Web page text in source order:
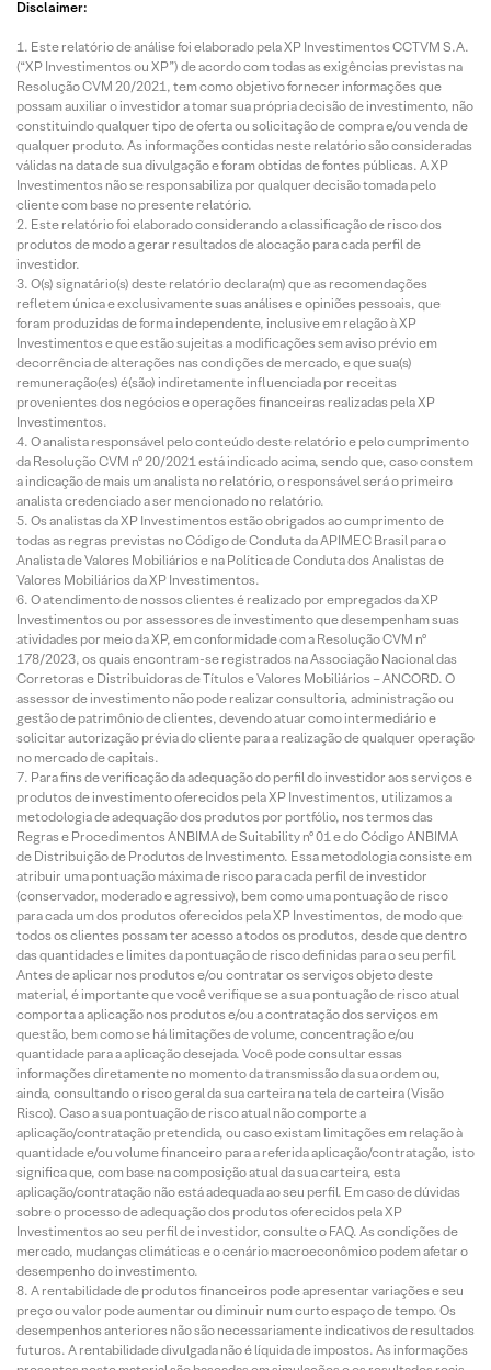
Disclaimer:
Este relatório de análise foi elaborado pela XP Investimentos CCTVM S.A.
(“XP Investimentos ou XP”) de acordo com todas as exigências previstas na
Resolução CVM 20/2021, tem como objetivo fornecer informações que
possam auxiliar o investidor a tomar sua própria decisão de investimento, não
constituindo qualquer tipo de oferta ou solicitação de compra e/ou venda de
qualquer produto. As informações contidas neste relatório são consideradas
válidas na data de sua divulgação e foram obtidas de fontes públicas. A XP
Investimentos não se responsabiliza por qualquer decisão tomada pelo
cliente com base no presente relatório.
Este relatório foi elaborado considerando a classificação de risco dos
produtos de modo a gerar resultados de alocação para cada perfil de
investidor.
O(s) signatário(s) deste relatório declara(m) que as recomendações
refletem única e exclusivamente suas análises e opiniões pessoais, que
foram produzidas de forma independente, inclusive em relação à XP
Investimentos e que estão sujeitas a modificações sem aviso prévio em
decorrência de alterações nas condições de mercado, e que sua(s)
remuneração(es) é(são) indiretamente influenciada por receitas
provenientes dos negócios e operações financeiras realizadas pela XP
Investimentos.
O analista responsável pelo conteúdo deste relatório e pelo cumprimento
da Resolução CVM nº 20/2021 está indicado acima, sendo que, caso constem
a indicação de mais um analista no relatório, o responsável será o primeiro
analista credenciado a ser mencionado no relatório.
Os analistas da XP Investimentos estão obrigados ao cumprimento de
todas as regras previstas no Código de Conduta da APIMEC Brasil para o
Analista de Valores Mobiliários e na Política de Conduta dos Analistas de
Valores Mobiliários da XP Investimentos.
O atendimento de nossos clientes é realizado por empregados da XP
Investimentos ou por assessores de investimento que desempenham suas
atividades por meio da XP, em conformidade com a Resolução CVM nº
178/2023, os quais encontram-se registrados na Associação Nacional das
Corretoras e Distribuidoras de Títulos e Valores Mobiliários – ANCORD. O
assessor de investimento não pode realizar consultoria, administração ou
gestão de patrimônio de clientes, devendo atuar como intermediário e
solicitar autorização prévia do cliente para a realização de qualquer operação
no mercado de capitais.
Para fins de verificação da adequação do perfil do investidor aos serviços e
produtos de investimento oferecidos pela XP Investimentos, utilizamos a
metodologia de adequação dos produtos por portfólio, nos termos das
Regras e Procedimentos ANBIMA de Suitability nº 01 e do Código ANBIMA
de Distribuição de Produtos de Investimento. Essa metodologia consiste em
atribuir uma pontuação máxima de risco para cada perfil de investidor
(conservador, moderado e agressivo), bem como uma pontuação de risco
para cada um dos produtos oferecidos pela XP Investimentos, de modo que
todos os clientes possam ter acesso a todos os produtos, desde que dentro
das quantidades e limites da pontuação de risco definidas para o seu perfil.
Antes de aplicar nos produtos e/ou contratar os serviços objeto deste
material, é importante que você verifique se a sua pontuação de risco atual
comporta a aplicação nos produtos e/ou a contratação dos serviços em
questão, bem como se há limitações de volume, concentração e/ou
quantidade para a aplicação desejada. Você pode consultar essas
informações diretamente no momento da transmissão da sua ordem ou,
ainda, consultando o risco geral da sua carteira na tela de carteira (Visão
Risco). Caso a sua pontuação de risco atual não comporte a
aplicação/contratação pretendida, ou caso existam limitações em relação à
quantidade e/ou volume financeiro para a referida aplicação/contratação, isto
significa que, com base na composição atual da sua carteira, esta
aplicação/contratação não está adequada ao seu perfil. Em caso de dúvidas
sobre o processo de adequação dos produtos oferecidos pela XP
Investimentos ao seu perfil de investidor, consulte o FAQ. As condições de
mercado, mudanças climáticas e o cenário macroeconômico podem afetar o
desempenho do investimento.
A rentabilidade de produtos financeiros pode apresentar variações e seu
preço ou valor pode aumentar ou diminuir num curto espaço de tempo. Os
desempenhos anteriores não são necessariamente indicativos de resultados
futuros. A rentabilidade divulgada não é líquida de impostos. As informações